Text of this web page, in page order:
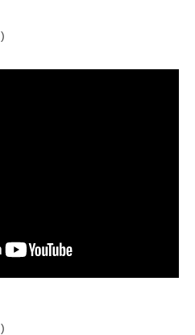
)
)